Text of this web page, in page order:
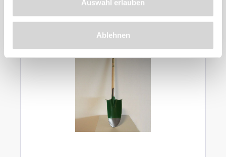
Auswahl erlauben
Ablehnen